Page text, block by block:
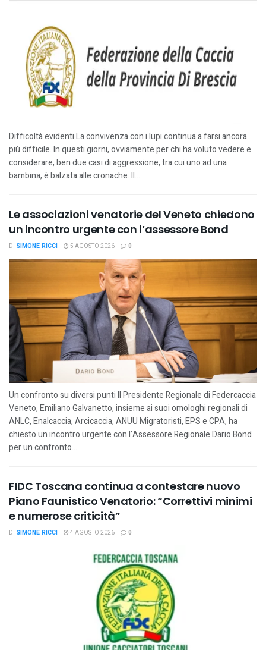
Difficoltà evidenti La convivenza con i lupi continua a farsi ancora
più difficile. In questi giorni, ovviamente per chi ha voluto vedere e
considerare, ben due casi di aggressione, tra cui uno ad una
bambina, è balzata alle cronache. Il...
Le associazioni venatorie del Veneto chiedono
un incontro urgente con l’assessore Bond
DI SIMONE RICCI 5 AGOSTO 2026 0
Un confronto su diversi punti Il Presidente Regionale di Federcaccia
Veneto, Emiliano Galvanetto, insieme ai suoi omologhi regionali di
ANLC, Enalcaccia, Arcicaccia, ANUU Migratoristi, EPS e CPA, ha
chiesto un incontro urgente con l’Assessore Regionale Dario Bond
per un confronto...
FIDC Toscana continua a contestare nuovo
Piano Faunistico Venatorio: “Correttivi minimi
e numerose criticità”
DI SIMONE RICCI 4 AGOSTO 2026 0